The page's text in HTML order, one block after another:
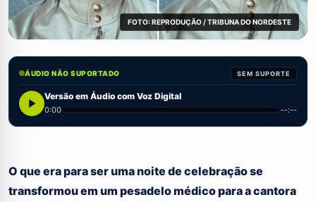
FOTO: REPRODUÇÃO / TRIBUNA DO NORDESTE
ÁUDIO NÃO SUPORTADO SEM SUPORTE
Versão em Áudio com Voz Digital
0:00 --:--
O que era para ser uma noite de celebração se
transformou em um pesadelo médico para a cantora